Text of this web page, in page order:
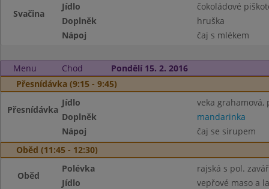
Svačina
Jídlo
čokoládové
Doplněk
hruška
Nápoj
čaj s mlékem
Menu Chod
Pondělí 15. 2. 2016
Přesnídávka (9:15 - 9:45)
Přesnídávka
Jídlo
veka grahamová,
Doplněk
mandarinka
Nápoj
čaj se sirupem
Oběd (11:45 - 12:30)
Oběd
Polévka
rajská s pol.
Jídlo
vepřové maso a